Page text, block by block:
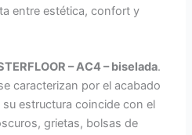
entre estética, confort y
– AC4 – biselada.
caracterizan por el acabado
estructura coincide con el
grietas, bolsas de